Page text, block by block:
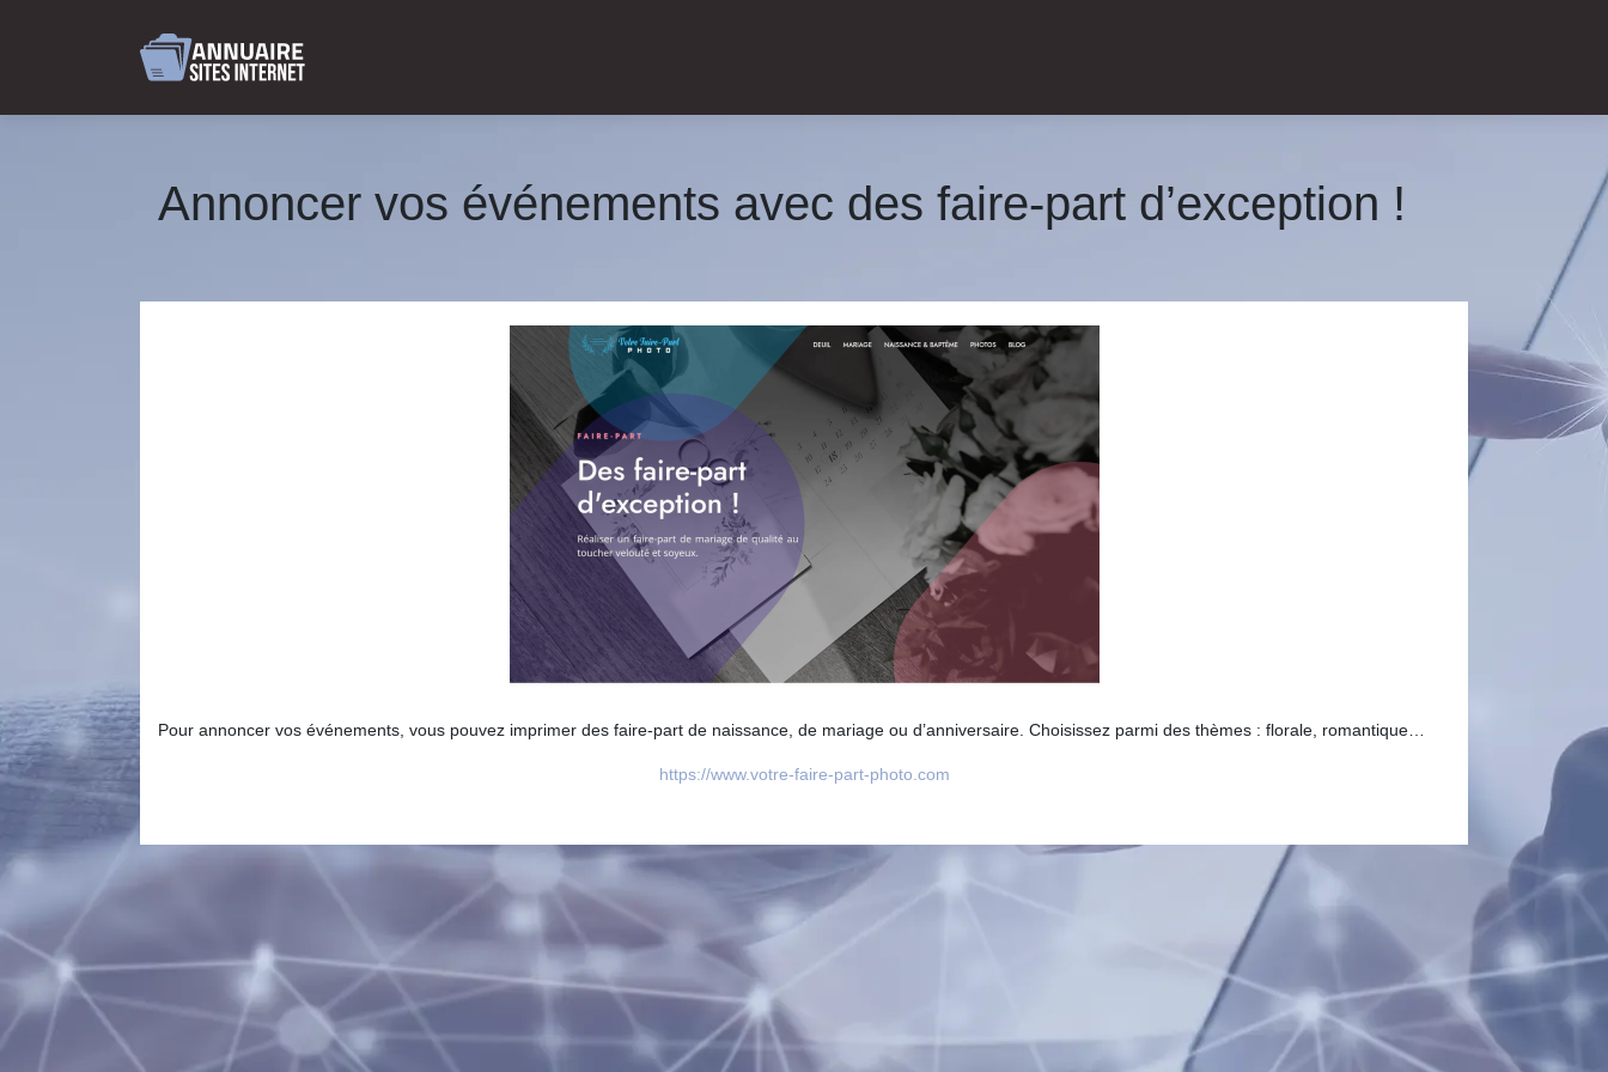
Annoncer vos événements avec des faire-part d’exception !
Pour annoncer vos événements, vous pouvez imprimer des faire-part de naissance, de mariage ou d’anniversaire. Choisissez parmi des thèmes : florale, romantique…
https://www.votre-faire-part-photo.com